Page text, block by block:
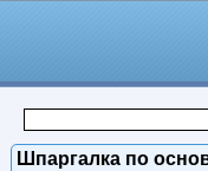
Шпаргалка по